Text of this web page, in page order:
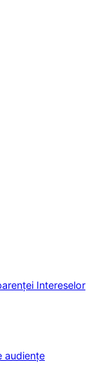
Intereselor
audiențe